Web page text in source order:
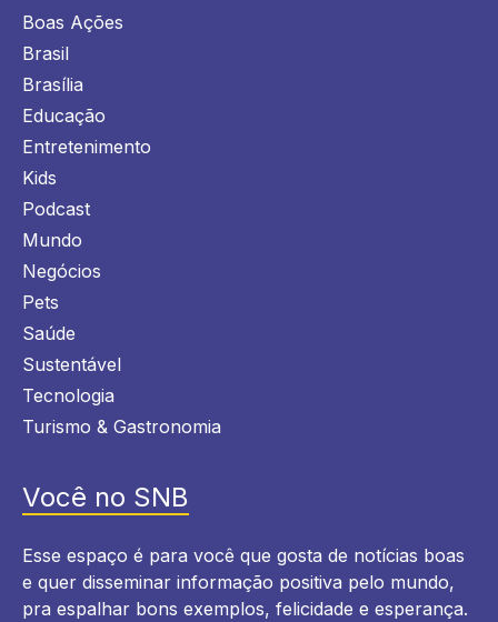
Boas Ações
Brasil
Brasília
Educação
Entretenimento
Kids
Podcast
Mundo
Negócios
Pets
Saúde
Sustentável
Tecnologia
Turismo & Gastronomia
Você no SNB
Esse espaço é para você que gosta de notícias boas
e quer disseminar informação positiva pelo mundo,
pra espalhar bons exemplos, felicidade e esperança.